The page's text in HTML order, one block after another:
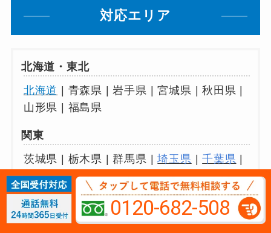
対応エリア
北海道・東北
北海道
| 青森県 | 岩手県 | 宮城県 | 秋田県 |
山形県 | 福島県
関東
茨城県 | 栃木県 | 群馬県 |埼玉県 |千葉県 |
東京都|神奈川県
中部
新潟県 | 富山県 | 石川県 | 福井県 | 山梨県 |
0120-682-508